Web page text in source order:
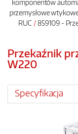
komponentów
przemysłowe
RUC
859109 -
Przekaźnik
W220
Specyfikacja